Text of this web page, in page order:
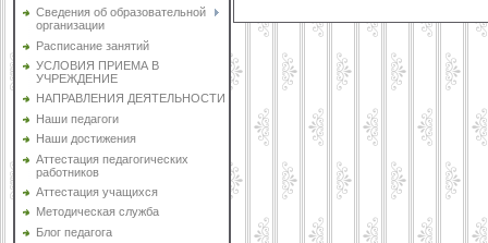
Сведения об образовательной
организации
Расписание занятий
УСЛОВИЯ ПРИЕМА В
УЧРЕЖДЕНИЕ
НАПРАВЛЕНИЯ ДЕЯТЕЛЬНОСТИ
Наши педагоги
Наши достижения
Аттестация педагогических
работников
Аттестация учащихся
Методическая служба
Блог педагога